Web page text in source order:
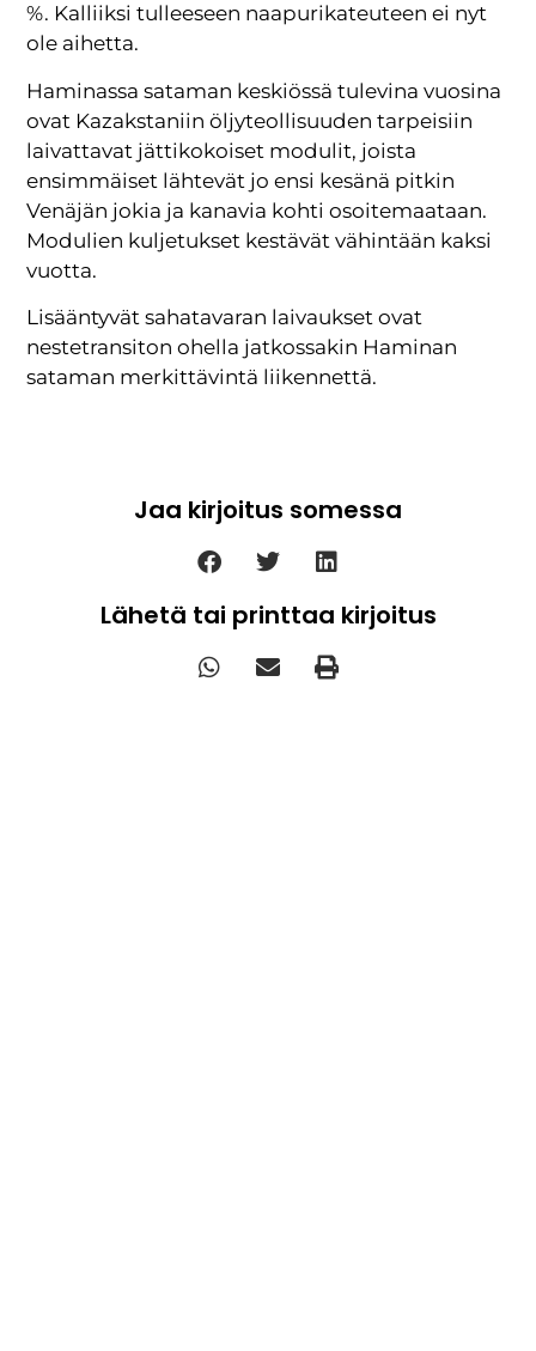
%. Kalliiksi tulleeseen naapurikateuteen ei nyt
ole aihetta.
Haminassa sataman keskiössä tulevina vuosina
ovat Kazakstaniin öljyteollisuuden tarpeisiin
laivattavat jättikokoiset modulit, joista
ensimmäiset lähtevät jo ensi kesänä pitkin
Venäjän jokia ja kanavia kohti osoitemaataan.
Modulien kuljetukset kestävät vähintään kaksi
vuotta.
Lisääntyvät sahatavaran laivaukset ovat
nestetransiton ohella jatkossakin Haminan
sataman merkittävintä liikennettä.
Jaa kirjoitus somessa
Lähetä tai printtaa kirjoitus